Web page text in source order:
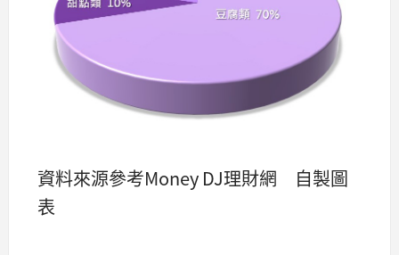
資料來源參考Money DJ理財網 自製圖
表